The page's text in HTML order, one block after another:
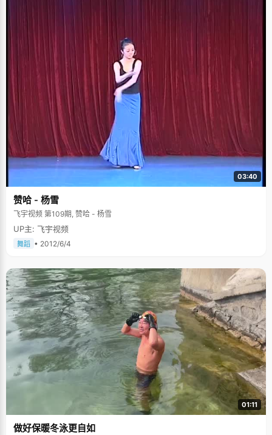
03:40
赞哈 - 杨雪
飞宇视频 第109期, 赞哈 - 杨雪
UP主: 飞宇视频
舞蹈 • 2012/6/4
01:11
做好保暖冬泳更自如